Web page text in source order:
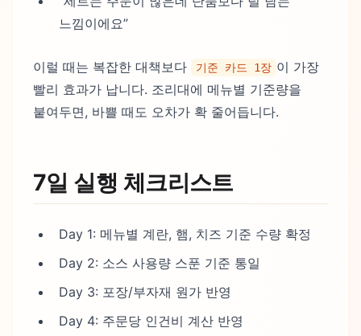
느낌이에요”
이럴 때는 복잡한 대책보다 기준 카드 1장 이 가장
빨리 효과가 납니다. 조리대에 메뉴별 기준량을
붙여두면, 바쁠 때도 오차가 확 줄어듭니다.
7일 실행 체크리스트
Day 1: 메뉴별 계란, 햄, 치즈 기준 수량 확정
Day 2: 소스 사용량 스푼 기준 통일
Day 3: 포장/부자재 원가 반영
Day 4: 주문당 인건비 계산 반영